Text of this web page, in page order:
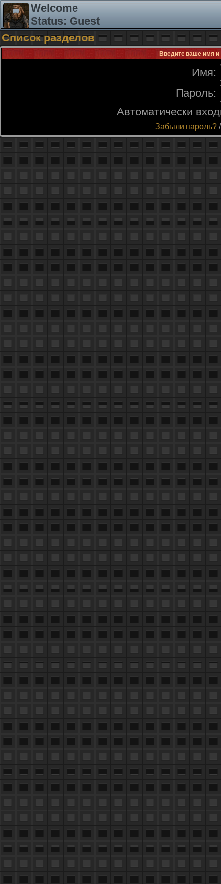
Welcome
Status: Guest
Список разделов
Введите ваше имя и
Имя:
Пароль:
Автоматически
Забыли пароль?